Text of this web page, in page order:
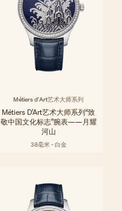
Métiers d'Art艺术大师系列
Métiers D’Art艺术大师系列“致
敬中国文化标志”腕表——月耀
河山
38毫米 - 白金